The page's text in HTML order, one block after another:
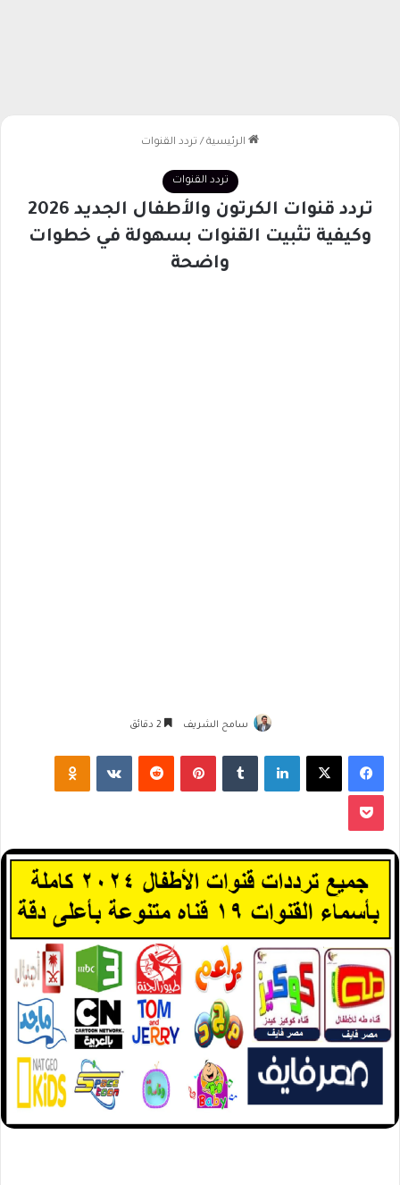
الرئيسية / تردد القنوات
تردد القنوات
تردد قنوات الكرتون والأطفال الجديد 2026
وكيفية تثبيت القنوات بسهولة في خطوات
واضحة
سامح الشريف
فيسبوك لينكدإن بينتيريست